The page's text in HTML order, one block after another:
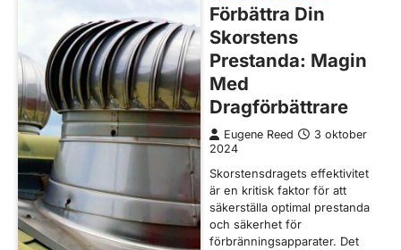
Förbättra Din
Skorstens
Prestanda: Magin
Med
Dragförbättrare
Eugene Reed
3 oktober
2024
Skorstensdragets effektivitet
är en kritisk faktor för att
säkerställa optimal prestanda
och säkerhet för
förbränningsapparater. Det